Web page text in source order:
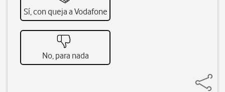
Sí, con queja a Vodafone
No, para nada